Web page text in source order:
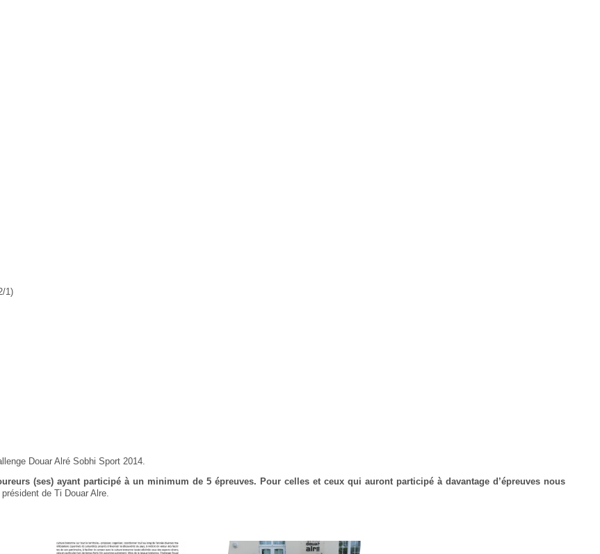
1)
Douar Alré Sobhi Sport 2014.
(ses) ayant participé à un minimum de 5 épreuves. Pour celles et ceux qui auront participé à davantage d’épreuves nous
de Ti Douar Alre.